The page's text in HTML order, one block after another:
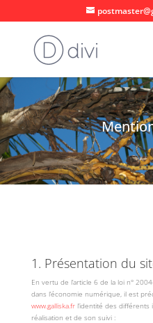
1. Présentation du
En vertu de l’article 6 de la loi n°
dans l’économie numérique, il est
www.galliska.frl’identité des différents
réalisation et de son suivi :